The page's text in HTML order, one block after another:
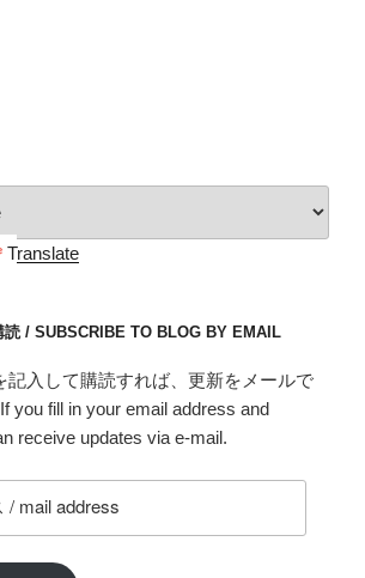
Translate
読 / SUBSCRIBE TO BLOG BY EMAIL
記入して購読すれば、更新をメールで
you fill in your email address and
receive updates via e-mail.